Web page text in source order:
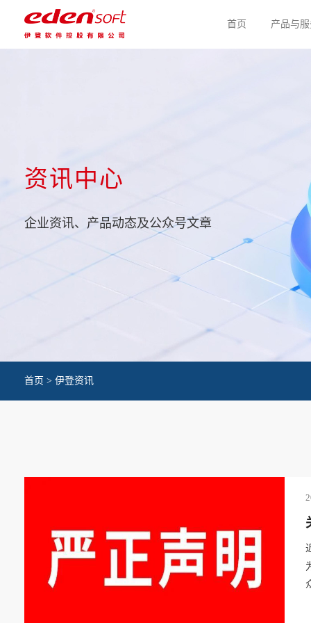
首页 产品与
资讯中心
企业资讯、产品动态及公众号文章
首页 > 伊登资讯